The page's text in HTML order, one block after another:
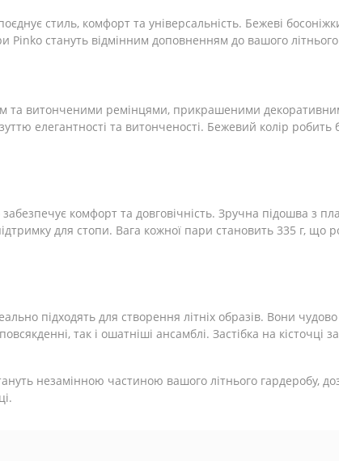
стиль, комфорт та універсальність. Бежеві
стануть відмінним доповненням до вашого
та витонченими ремінцями, прикрашеними
елегантності та витонченості. Бежевий колір робить
комфорт та довговічність. Зручна підошва з
для стопи. Вага кожної пари становить 335 г, що
підходять для створення літніх образів. Вони
так і ошатніші ансамблі. Застібка на кісточці
незамінною частиною вашого літнього гардеробу,